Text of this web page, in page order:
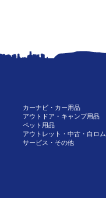
カーナビ・カー用品
アウトドア・キャンプ用品
ペット用品
アウトレット・中古・白ロム
サービス・その他